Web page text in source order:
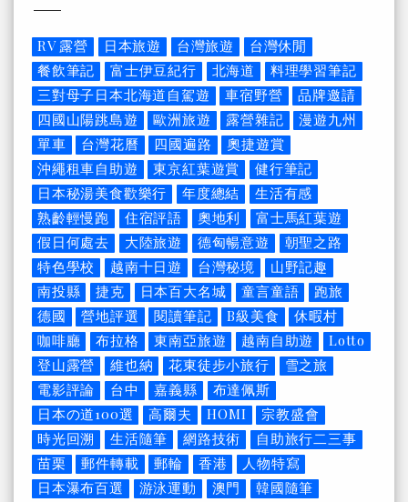
RV 露營 日本旅遊 台灣旅遊
台灣休閒
餐飲筆記
富士伊豆紀行 北海道
料理學習筆記
三對母子日本北海道自駕遊
車宿野營
品牌邀請
四國山陽跳島遊
歐洲旅遊 露營雜記
漫遊九州
單車
台灣花曆 四國遍路
奧捷遊賞
沖繩租車自助遊
東京紅葉遊賞
健行筆記
日本秘湯美食歡樂行
年度總結
生活有感
熟齡輕慢跑
住宿評語 奧地利
富士馬紅葉遊
假日何處去
大陸旅遊 德匈暢意遊
朝聖之路
特色學校
越南十日遊 台灣秘境
山野記趣
南投縣
捷克 日本百大名城 童言童語
跑旅
德國
營地評選 閱讀筆記 B級美食
休暇村
咖啡廳
布拉格 東南亞旅遊 越南自助遊
Lotto
登山露營
維也納 花東徒步小旅行
雪之旅
電影評論
台中 嘉義縣
布達佩斯
日本の道100選
高爾夫 HOMI
宗教盛會
時光回溯
生活隨筆 網路技術
自助旅行二三事
苗栗
郵件轉載 郵輪 香港
人物特寫
日本瀑布百選
游泳運動 澳門
韓國隨筆